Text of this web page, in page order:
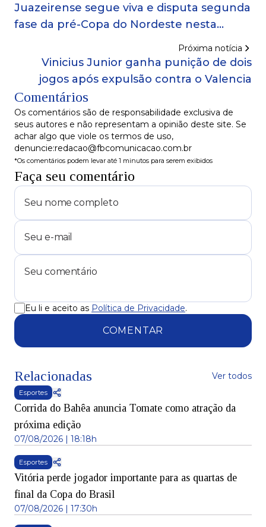
Juazeirense segue viva e disputa segunda
fase da pré-Copa do Nordeste nesta
Próxima notícia
Vinicius Junior ganha punição de dois
jogos após expulsão contra o Valencia
Comentários
Os comentários são de responsabilidade exclusiva de
seus autores e não representam a opinião deste site. Se
achar algo que viole os termos de uso,
denuncie:redacao@fbcomunicacao.com.br
*Os comentários podem levar até 1 minutos para serem exibidos
Faça seu comentário
Eu li e aceito as Política de Privacidade.
COMENTAR
Relacionadas Ver todos
Esportes
Corrida do Bahêa anuncia Tomate como atração da
próxima edição
07/08/2026 | 18:18h
Esportes
Vitória perde jogador importante para as quartas de
final da Copa do Brasil
07/08/2026 | 17:30h